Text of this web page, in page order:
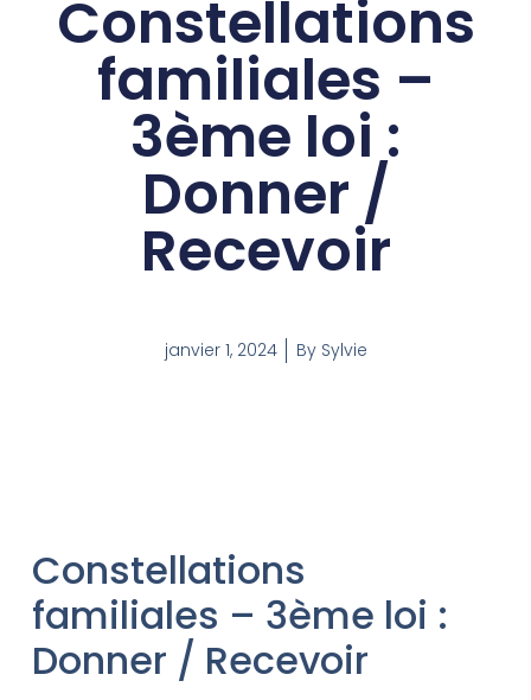
Constellations
familiales –
3ème loi :
Donner /
Recevoir
janvier 1, 2024 BySylvie
Constellations
familiales – 3ème loi :
Donner / Recevoir